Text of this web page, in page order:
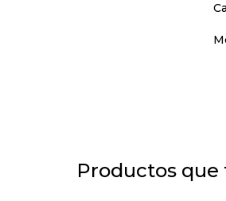
Productos